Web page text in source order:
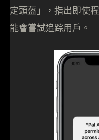
定頭盔」，指出即使
能會嘗試追踪用戶。